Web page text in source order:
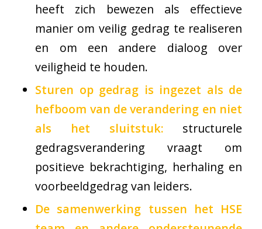
heeft zich bewezen als effectieve
manier om veilig gedrag te realiseren
en om een andere dialoog over
veiligheid te houden.
Sturen op gedrag is ingezet als de
hefboom van de verandering en niet
als het sluitstuk: structurele
gedragsverandering vraagt om
positieve bekrachtiging, herhaling en
voorbeeldgedrag van leiders.
De samenwerking tussen het HSE